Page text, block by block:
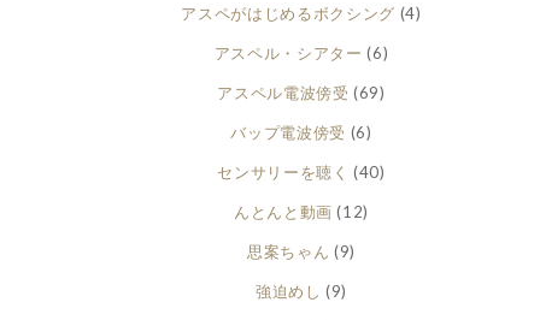
アスペがはじめるボクシング (4)
アスペル・シアター (6)
アスペル電波傍受 (69)
バップ電波傍受 (6)
センサリーを聴く (40)
んとんと動画 (12)
思案ちゃん (9)
強迫めし (9)